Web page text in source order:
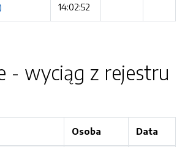
14:02:52
- wyciąg z rejestru
Osoba Data